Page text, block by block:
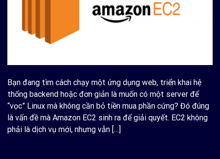
Bạn đang tìm cách chạy một ứng dụng web, triển khai hệ
thống backend hoặc đơn giản là muốn có một server để
“vọc” Linux mà không cần bỏ tiền mua phần cứng? Đó đúng
là vấn đề mà Amazon EC2 sinh ra để giải quyết. EC2 không
phải là dịch vụ mới, nhưng vẫn […]